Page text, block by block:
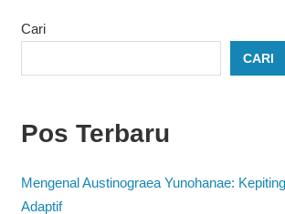
Cari
CARI
Pos Terbaru
Mengenal Austinograea Yunohanae:
Adaptif